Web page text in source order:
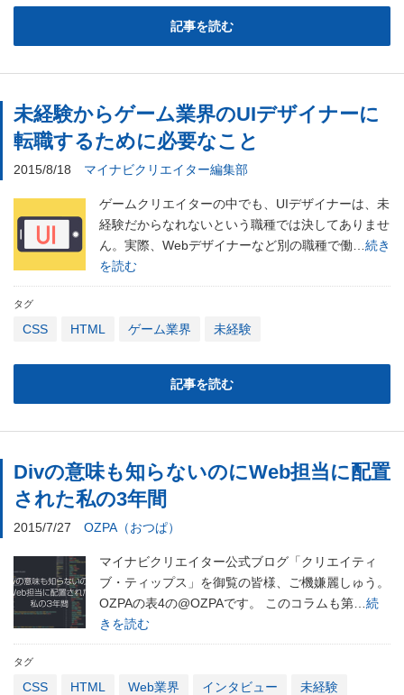
記事を読む
未経験からゲーム業界のUIデザイナーに
転職するために必要なこと
2015/8/18 マイナビクリエイター編集部
ゲームクリエイターの中でも、UIデザイナーは、未
経験だからなれないという職種では決してありませ
ん。実際、Webデザイナーなど別の職種で働… 続き
を読む
タグ
CSS HTML ゲーム業界 未経験
記事を読む
Divの意味も知らないのにWeb担当に配置
された私の3年間
2015/7/27 OZPA（おつぱ）
マイナビクリエイター公式ブログ「クリエイティ
ブ・ティップス」を御覧の皆様、ご機嫌麗しゅう。
OZPAの表4の@OZPAです。 このコラムも第… 続
きを読む
タグ
CSS HTML Web業界 インタビュー 未経験